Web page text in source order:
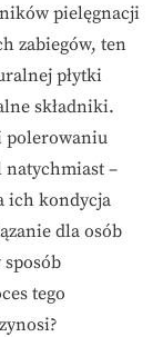
pielęgnacji
zabiegów, ten
płytki
składniki.
polerowaniu
–
ich kondycja
dla osób
tego